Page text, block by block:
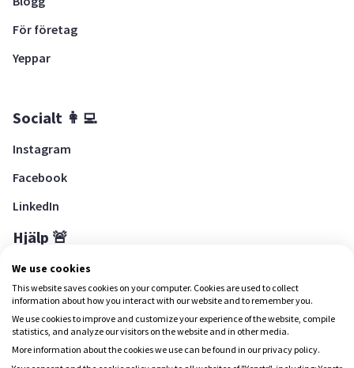
För företag
Yeppar
Socialt 👩‍💻
Instagram
Facebook
LinkedIn
Hjälp 🚨
Hjälpcenter
Ladda ned Yepstr
We use cookies
This website saves cookies on your computer. Cookies are used to collect
information about how you interact with our website and to remember you.
We use cookies to improve and customize your experience of the website, compile
statistics, and analyze our visitors on the website and in other media.
More information about the cookies we use can be found in our privacy policy.